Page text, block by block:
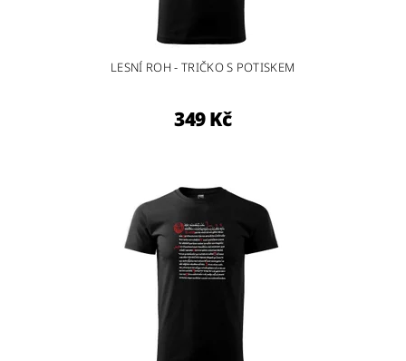
LESNÍ ROH - TRIČKO S POTISKEM
349 Kč